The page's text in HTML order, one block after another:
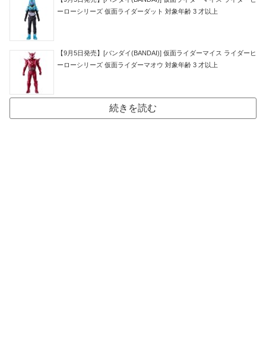
ーローシリーズ 仮面ライダーダット 対象年齢 3 才以上
【9月5日発売】[バンダイ(BANDAI)] 仮面ライダーマイス ライダーヒ
ーローシリーズ 仮面ライダーマオウ 対象年齢 3 才以上
続きを読む